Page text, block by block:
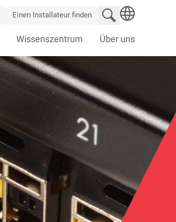
Einen Installateur finden
Website
Wissenszentrum Über uns